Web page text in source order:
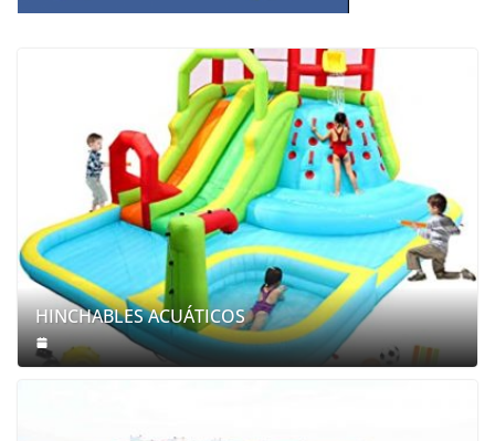
HINCHABLES ACUÁTICOS